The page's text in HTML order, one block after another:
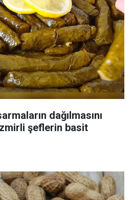
dağılmasını
şeflerin basit